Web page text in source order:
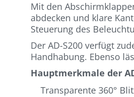
Mit den
abdecken und klare
Steuerung des
Der AD-S200 verfügt
Handhabung. Ebenso
Hauptmerkmale der
Transparente 360°